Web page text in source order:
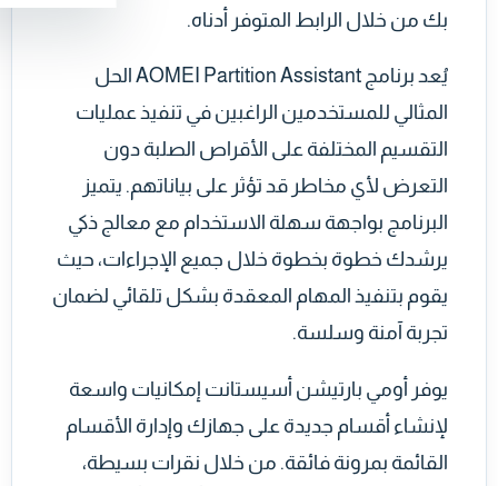
بك من خلال الرابط المتوفر أدناه.
يُعد برنامج AOMEI Partition Assistant الحل
المثالي للمستخدمين الراغبين في تنفيذ عمليات
التقسيم المختلفة على الأقراص الصلبة دون
التعرض لأي مخاطر قد تؤثر على بياناتهم. يتميز
البرنامج بواجهة سهلة الاستخدام مع معالج ذكي
يرشدك خطوة بخطوة خلال جميع الإجراءات، حيث
يقوم بتنفيذ المهام المعقدة بشكل تلقائي لضمان
تجربة آمنة وسلسة.
يوفر أومي بارتيشن أسيستانت إمكانيات واسعة
لإنشاء أقسام جديدة على جهازك وإدارة الأقسام
القائمة بمرونة فائقة. من خلال نقرات بسيطة،